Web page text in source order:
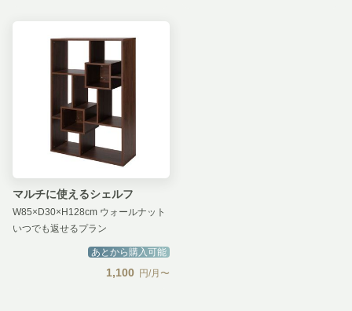
マルチに使えるシェルフ
W85×D30×H128cm ウォールナット
いつでも返せるプラン
あとから購入可能
1,100 円/月〜